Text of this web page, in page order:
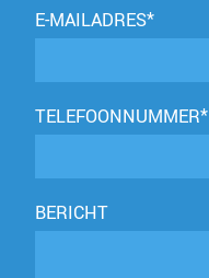
E-MAILADRES*
TELEFOONNUMMER*
BERICHT